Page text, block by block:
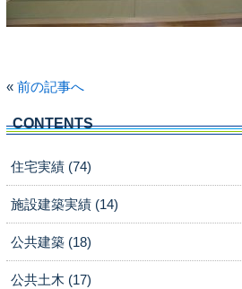
« 前の記事へ
CONTENTS
住宅実績 (74)
施設建築実績 (14)
公共建築 (18)
公共土木 (17)